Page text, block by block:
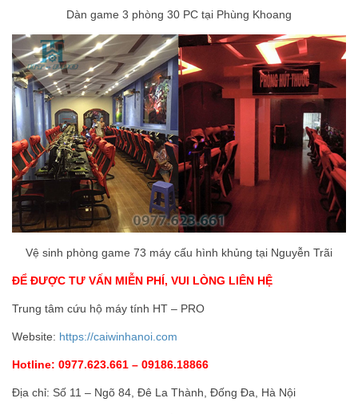
Dàn game 3 phòng 30 PC tại Phùng Khoang
Vệ sinh phòng game 73 máy cấu hình khủng tại Nguyễn Trãi
ĐỂ ĐƯỢC TƯ VẤN MIỄN PHÍ, VUI LÒNG LIÊN HỆ
Trung tâm cứu hộ máy tính HT – PRO
Website: https://caiwinhanoi.com
Hotline: 0977.623.661 – 09186.18866
Địa chỉ: Số 11 – Ngõ 84, Đê La Thành, Đống Đa, Hà Nội